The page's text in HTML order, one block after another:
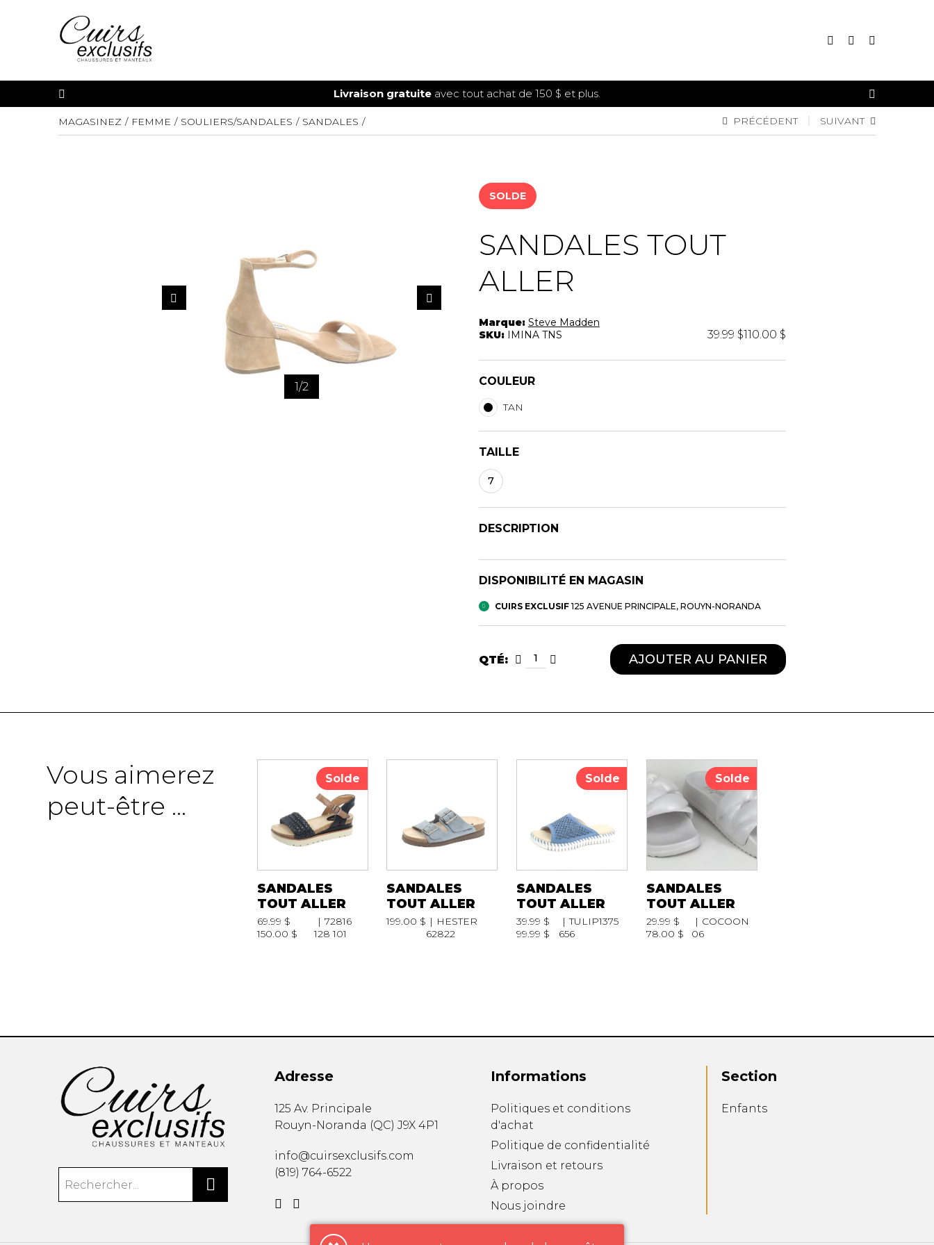
CONNEXION
INSCRIPTION
Livraison gratuite avec tout achat de 150 $ et plus.
MAGASINEZ FEMME SOULIERS/SANDALES SANDALES PRÉCÉDENT SUIVANT
1/2
SOLDE
SANDALES TOUT
ALLER
Marque: Steve Madden
SKU: IMINA TNS 39.99 $110.00 $
COULEUR
TAN
TAILLE
7
DESCRIPTION
DISPONIBILITÉ EN MAGASIN
CUIRS EXCLUSIF 125 AVENUE PRINCIPALE, ROUYN-NORANDA
QTÉ: AJOUTER AU PANIER
Vous aimerez
peut-être ...
Solde
SANDALES
TOUT ALLER
69.99 $
150.00 $
72816
128 101
SANDALES
TOUT ALLER
199.00 $
HESTER
62822
Solde
SANDALES
TOUT ALLER
39.99 $
99.99 $
TULIP1375
656
Solde
SANDALES
TOUT ALLER
29.99 $
78.00 $
COCOON
06
Adresse
125 Av. Principale
Rouyn-Noranda (QC) J9X 4P1
info@cuirsexclusifs.com
(819) 764-6522
Informations
Politiques et conditions
d'achat
Politique de confidentialité
Livraison et retours
À propos
Nous joindre
Section
Enfants